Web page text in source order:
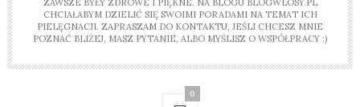
ZAWSZE BYŁY ZDROWE I PIĘKNE. NA BLOGU BLOGWLOSY.PL
CHCIAŁABYM DZIELIĆ SIĘ SWOIMI PORADAMI NA TEMAT ICH
PIELĘGNACJI. ZAPRASZAM DO KONTAKTU, JEŚLI CHCESZ MNIE
POZNAĆ BLIŻEJ, MASZ PYTANIE, ALBO MYŚLISZ O WSPÓŁPRACY :)
0